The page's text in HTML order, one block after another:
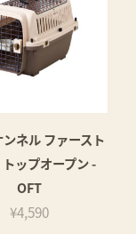
ネル ファースト
ップオープン -
OFT
¥4,590